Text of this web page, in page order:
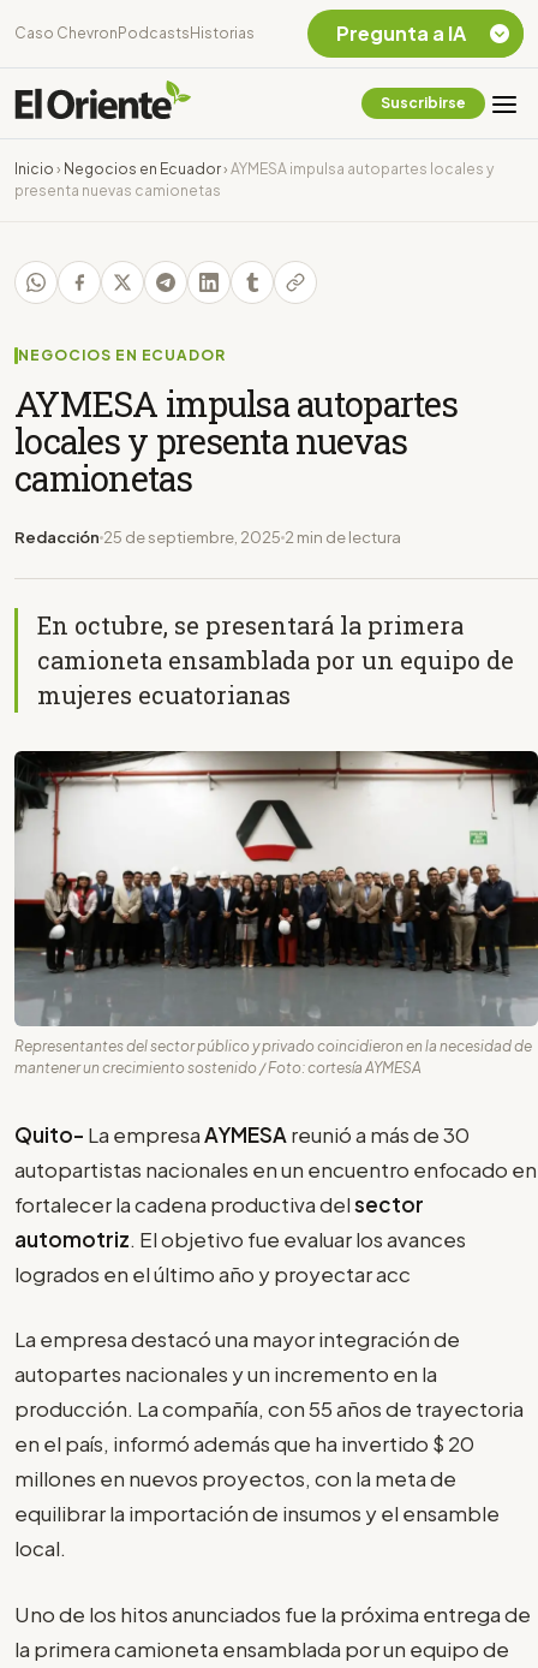
Caso Chevron Podcasts Historias
Suscribirse
Inicio › Negocios en Ecuador› AYMESA impulsa autopartes locales y
presenta nuevas camionetas
NEGOCIOS EN ECUADOR
AYMESA impulsa autopartes
locales y presenta nuevas
camionetas
Redacción 25 de septiembre, 2025 2 min de lectura
En octubre, se presentará la primera
camioneta ensamblada por un equipo de
mujeres ecuatorianas
Representantes del sector público y privado coincidieron en la necesidad de
mantener un crecimiento sostenido / Foto: cortesía AYMESA
Quito- La empresaAYMESA reunió a más de 30
autopartistas nacionales en un encuentro enfocado en
fortalecer la cadena productiva delsector
automotriz. El objetivo fue evaluar los avances
logrados en el último año y proyectar acc
La empresa destacó una mayor integración de
autopartes nacionales y un incremento en la
producción. La compañía, con 55 años de trayectoria
en el país, informó además que ha invertido $ 20
millones en nuevos proyectos, con la meta de
equilibrar la importación de insumos y el ensamble
local.
Uno de los hitos anunciados fue la próxima entrega de
la primera camioneta ensamblada por un equipo de
Pregunta a IA
Chevron Ecuador